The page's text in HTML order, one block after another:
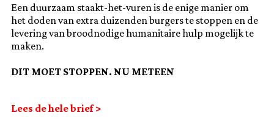
Een duurzaam staakt-het-vuren is de enige manier om
het doden van extra duizenden burgers te stoppen en de
levering van broodnodige humanitaire hulp mogelijk te
maken.
DIT MOET STOPPEN. NU METEEN
Lees de hele brief >